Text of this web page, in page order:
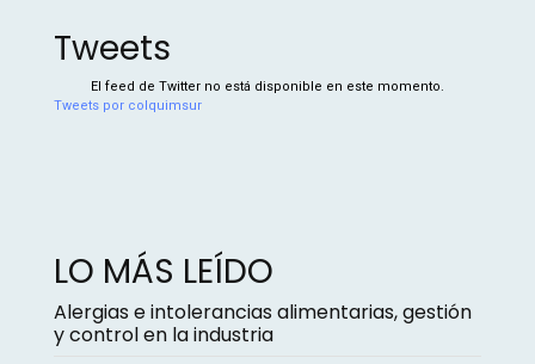
Tweets
El feed de Twitter no está disponible en este momento.
Tweets por colquimsur
LO MÁS LEÍDO
Alergias e intolerancias alimentarias, gestión
y control en la industria